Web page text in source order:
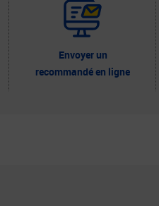
Envoyer un
recommandé en ligne